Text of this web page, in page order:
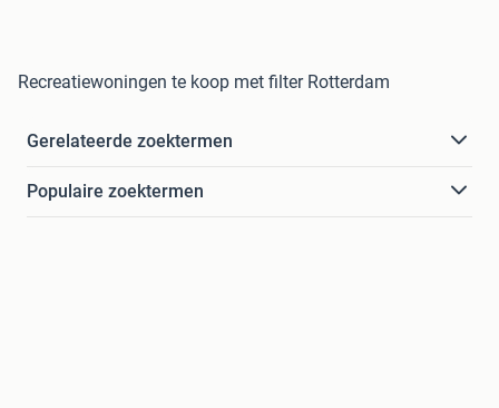
Recreatiewoningen te koop met filter Rotterdam
Gerelateerde zoektermen
Populaire zoektermen